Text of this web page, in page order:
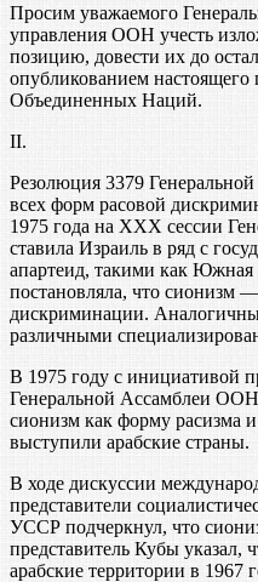
Просим уважаемого
управления ООН учесть
позицию, довести их до
опубликованием настоящего
Объединенных Наций.
II.
Резолюция 3379
всех форм расовой
1975 года на XXX сессии
ставила Израиль в ряд с
апартеид, такими как
постановляла, что сионизм
дискриминации.
различными
В 1975 году с инициативой
Генеральной Ассамблеи
сионизм как форму расизма
выступили арабские страны.
В ходе дискуссии
представители
УССР подчеркнул, что
представитель Кубы указал,
арабские территории в 1967